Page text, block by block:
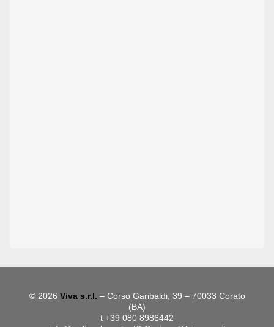
© 2026 Viva s.r.l. – Corso Garibaldi, 39 – 70033 Corato
(BA)
t +39 080 8986442